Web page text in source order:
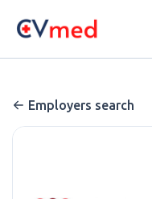
Employers search